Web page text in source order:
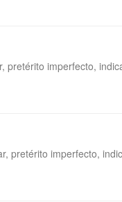
pretérito imperfecto,
pretérito imperfecto,